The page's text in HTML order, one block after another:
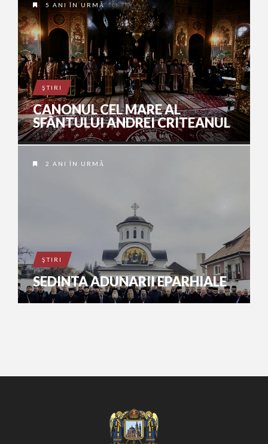
5 ANI ÎN URMĂ
ŞTIRI
CANONUL CEL MARE AL
SFÂNTULUI ANDREI CRITEANUL
2 ANI ÎN URMĂ
ŞTIRI
SEDINTA ADUNARII EPARHIALE